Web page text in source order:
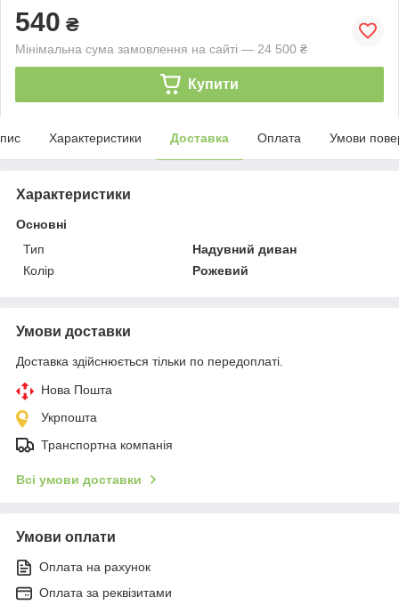
540 ₴
Мінімальна сума замовлення на сайті — 24 500 ₴
Купити
Характеристики Доставка Оплата Умови
Характеристики
Основні
Тип
Надувний диван
Колір
Рожевий
Умови доставки
Доставка здійснюється тільки по передоплаті.
Нова Пошта
Укрпошта
Транспортна компанія
Всі умови доставки
Умови оплати
Оплата на рахунок
Оплата за реквізитами